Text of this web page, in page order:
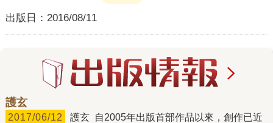
出版日： 2016/08/11
護玄
2017/06/12